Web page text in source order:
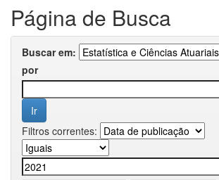
Página de Busca
Buscar em:
por
Filtros correntes: